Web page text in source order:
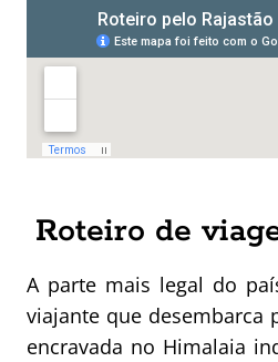
Roteiro de
A parte mais legal do
viajante que
encravada no Himalaia